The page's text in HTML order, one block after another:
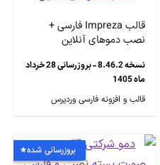
قالب Impreza فارسی +
نصب دموهای آنلاین
نسخه 8.46.2 - بروزرسانی 28 خرداد
ماه 1405
قالب و افزونه فارسی وردپرس
بروزرسانی شده